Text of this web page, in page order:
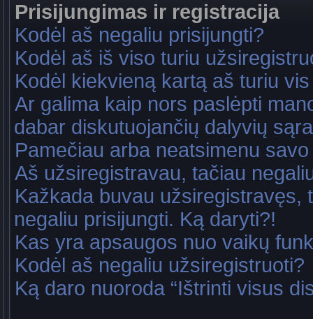
Prisijungimas ir registracija
Kodėl aš negaliu prisijungti?
Kodėl aš iš viso turiu
Kodėl kiekvieną kartą aš turiu
Ar galima kaip nors paslėpti
dabar diskutuojančių dalyvių
Pamečiau arba neatsimenu
Aš užsiregistravau, tačiau
Kažkada buvau užsiregistravęs,
negaliu prisijungti. Ką daryti?!
Kas yra apsaugos nuo vaikų
Kodėl aš negaliu užsiregistruoti?
Ką daro nuoroda “Ištrinti visus